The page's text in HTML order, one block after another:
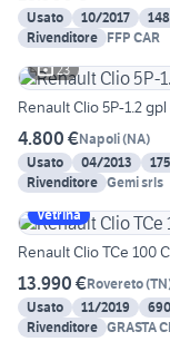
Usato
10/2017
Rivenditore FFP CAR
23
Renault Clio 5P-1.2
4.800 €Napoli(NA)
Usato
04/2013
Rivenditore Gemi srls
Vetrina
Renault Clio TCe 100
13.990 €Rovereto(TN
Usato
11/2019
Rivenditore GRASTA